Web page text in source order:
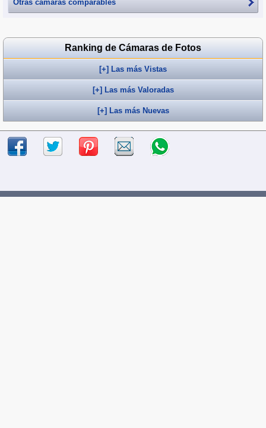
Otras cámaras comparables
Ranking de Cámaras de Fotos
[+] Las más Vistas
[+] Las más Valoradas
[+] Las más Nuevas